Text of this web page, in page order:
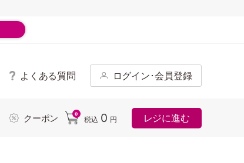
よくある質問 ログイン･会員登録
クーポン 0
税込 0 円 レジに進む